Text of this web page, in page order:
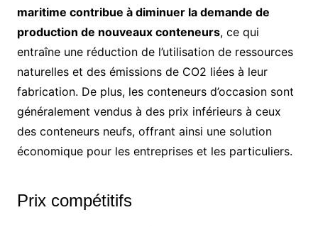
maritime contribue à diminuer la demande de
production de nouveaux conteneurs, ce qui
entraîne une réduction de l’utilisation de ressources
naturelles et des émissions de CO2 liées à leur
fabrication. De plus, les conteneurs d’occasion sont
généralement vendus à des prix inférieurs à ceux
des conteneurs neufs, offrant ainsi une solution
économique pour les entreprises et les particuliers.
Prix compétitifs